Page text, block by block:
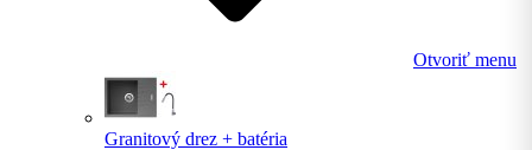
Otvoriť menu
Granitový drez + batéria